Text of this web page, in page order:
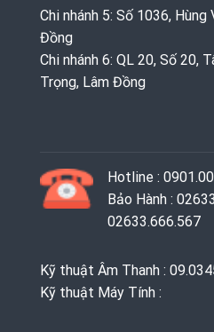
Chi nhánh 5: Số 1036, Hùng
Đồng
Chi nhánh 6: QL 20, Số 20,
Trọng, Lâm Đồng
Hotline :
Bảo Hành :
02633.666.567
Kỹ thuật Âm Thanh :
Kỹ thuật Máy Tính :